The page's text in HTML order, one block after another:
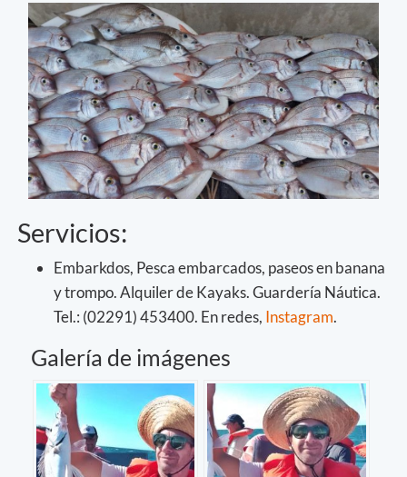
Servicios:
Embarkdos, Pesca embarcados, paseos en banana
y trompo. Alquiler de Kayaks. Guardería Náutica.
Tel.: (02291) 453400. En redes, Instagram.
Galería de imágenes